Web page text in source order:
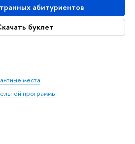
абитуриентов
буклет
места
программы